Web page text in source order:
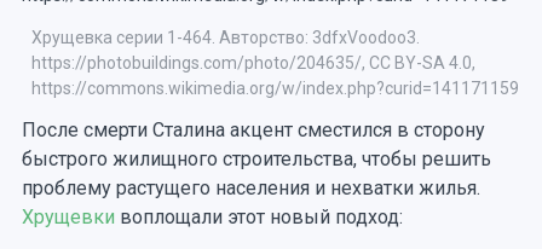
Хрущевка серии 1-464. Авторство: 3dfxVoodoo3.
https://photobuildings.com/photo/204635/, CC BY-SA 4.0,
https://commons.wikimedia.org/w/index.php?curid=141171159
После смерти Сталина акцент сместился в сторону
быстрого жилищного строительства, чтобы решить
проблему растущего населения и нехватки жилья.
Хрущевки воплощали этот новый подход: